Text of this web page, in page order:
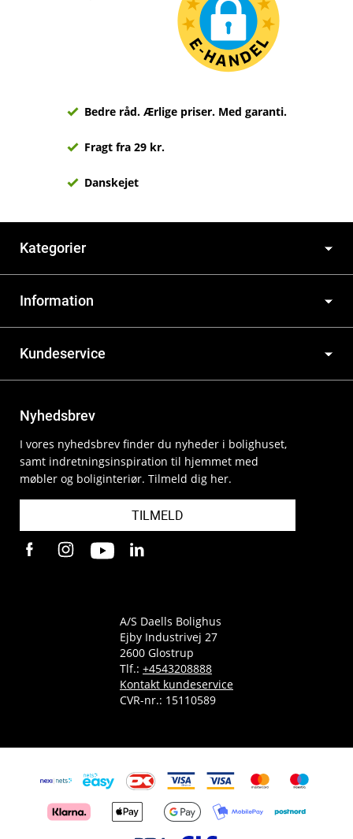
Bedre råd. Ærlige priser. Med garanti.
Fragt fra 29 kr.
Danskejet
Kategorier
Information
Kundeservice
Nyhedsbrev
I vores nyhedsbrev finder du nyheder i bolighuset,
samt indretningsinspiration til hjemmet med
møbler og boliginteriør. Tilmeld dig her.
TILMELD
A/S Daells Bolighus
Ejby Industrivej 27
2600 Glostrup
Tlf.: +4543208888
Kontakt kundeservice
CVR-nr.: 15110589